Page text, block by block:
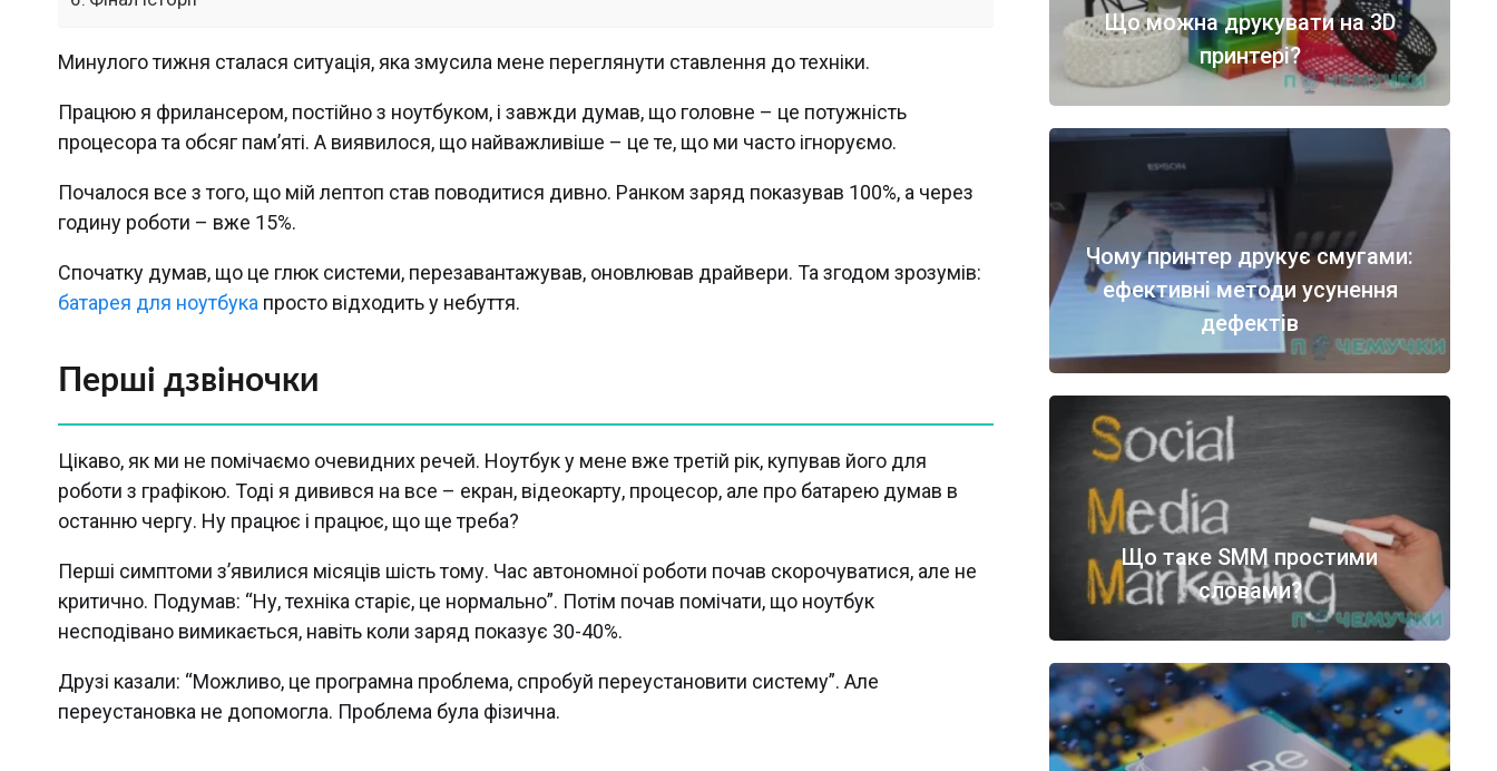
Минулого тижня сталася ситуація, яка змусила мене переглянути ставлення до техніки.
Працюю я фрилансером, постійно з ноутбуком, і завжди думав, що головне – це потужність
процесора та обсяг пам’яті. А виявилося, що найважливіше – це те, що ми часто ігноруємо.
Почалося все з того, що мій лептоп став поводитися дивно. Ранком заряд показував 100%, а через
годину роботи – вже 15%.
Спочатку думав, що це глюк системи, перезавантажував, оновлював драйвери. Та згодом зрозумів:
батарея для ноутбука просто відходить у небуття.
Перші дзвіночки
Цікаво, як ми не помічаємо очевидних речей. Ноутбук у мене вже третій рік, купував його для
роботи з графікою. Тоді я дивився на все – екран, відеокарту, процесор, але про батарею думав в
останню чергу. Ну працює і працює, що ще треба?
Перші симптоми з’явилися місяців шість тому. Час автономної роботи почав скорочуватися, але не
критично. Подумав: “Ну, техніка старіє, це нормально”. Потім почав помічати, що ноутбук
несподівано вимикається, навіть коли заряд показує 30-40%.
Друзі казали: “Можливо, це програмна проблема, спробуй переустановити систему”. Але
переустановка не допомогла. Проблема була фізична.
Що можна друкувати на 3D
принтері?
Чому принтер друкує смугами:
ефективні методи усунення
дефектів
Що таке SMM простими
словами?